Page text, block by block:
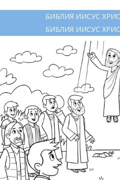
БИБЛИЯ ИИСУС
БИБЛИЯ ИИСУС